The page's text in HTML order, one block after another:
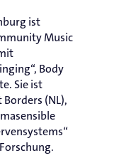
ist
Music
Body
Sie ist
(NL),